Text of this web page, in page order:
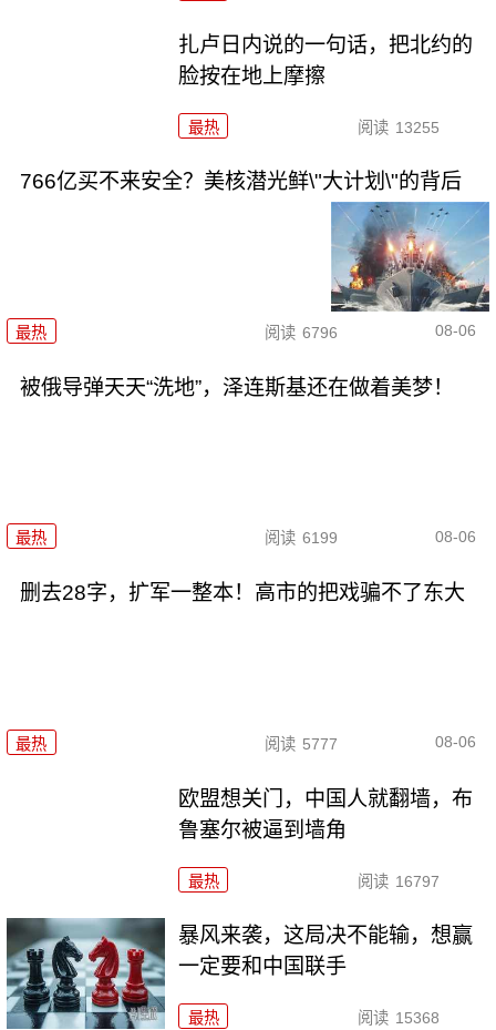
扎卢日内说的一句话，把北约的
脸按在地上摩擦
最热 阅读 13255
766亿买不来安全？美核潜光鲜\"大计划\"的背后
最热 阅读 6796 08-06
被俄导弹天天“洗地”，泽连斯基还在做着美梦！
最热 阅读 6199 08-06
删去28字，扩军一整本！高市的把戏骗不了东大
最热 阅读 5777 08-06
欧盟想关门，中国人就翻墙，布
鲁塞尔被逼到墙角
最热 阅读 16797
暴风来袭，这局决不能输，想赢
一定要和中国联手
最热 阅读 15368